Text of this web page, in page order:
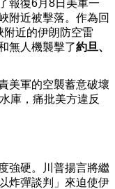
報復6月8日美軍一
附近被擊落。作為回
附近的伊朗防空雷
無人機襲擊了約旦、
美軍的空襲蓄意破壞
庫，痛批美方違反
強硬。川普揚言將繼
炸彈談判」來迫使伊